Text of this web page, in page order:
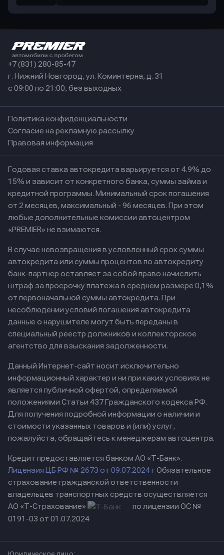
+7 (831) 280-85-47
г. Нижний Новгород, ул. Коминтерна, д. 31
с 09:00 по 21:00, без выходных
Политика конфиденциальности
Согласие на рекламную рассылку
Правовая информация
Годовая ставка автокредита варьируется от 4.9% до
15% и зависит от конкретного банка, суммы займа и
кредитной программы. Минимальный срок погашения
от 2 месяцев, максимальный - 96 месяцев. При этом
любые дополнительные комиссии автоцентром
«PREMIER» не взимаются.
В случае невозвращения в условленный срок суммы
автокредита или суммы процентов по автокредиту
банк-партнер оставляет за собой право начислить
штраф за просрочку платежа в среднем размере 0,1%
от первоначальной суммы автокредита. При
несоблюдении условий погашения автокредита
данные о нарушителе могут быть переданы в
специальный реестр должников и коллекторское
агентство для взыскания задолженности.
Данный Интернет-сайт носит исключительно
информационный характер и ни при каких условиях не
является публичной офертой, определяемой
положениями Статьи 437 Гражданского кодекса РФ.
Для получения подробной информации о наличии и
стоимости указанных товаров и (или) услуг,
пожалуйста, обращайтесь к менеджерам автоцентра.
Кредит предоставляется банком АО «Т-Банк».
Лицензия ЦБ РФ № 2673 от 09.07.2024 гОбязательное
страхование гражданской ответственности
владельцев транспортных средств осуществляется
АО «Т-Страхование»
по лицензии ОС №
0191-03 от 01.07.2024